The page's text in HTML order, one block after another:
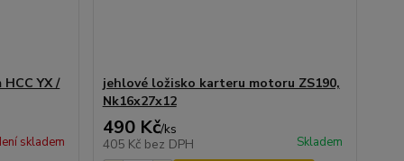
YX /
skladem
jehlové ložisko karteru motoru ZS190,
Nk16x27x12
490 Kč/ks
405 Kč bez DPH Skladem